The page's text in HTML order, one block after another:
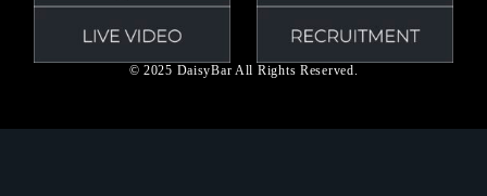
© 2025 DaisyBar All Rights Reserved.